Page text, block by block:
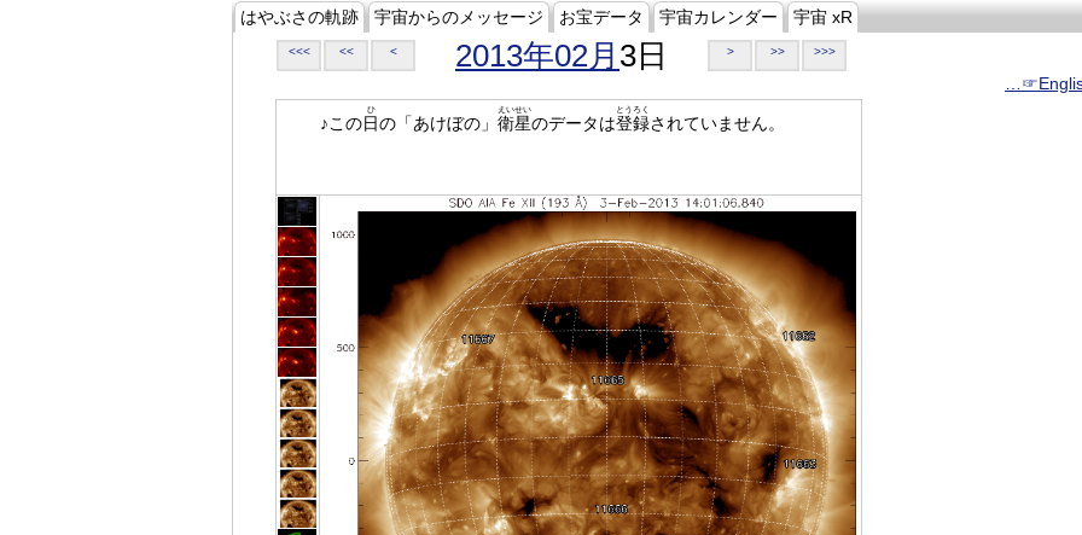
はやぶさの軌跡 宇宙からのメッセージ お宝データ 宇宙カレンダー 宇宙 xR
<<< << < 2013年02月 3日 > >> >>>
♪この日
ひ
の「あけぼの」 衛星
えいせい
のデータは登録
とうろく
されていません。